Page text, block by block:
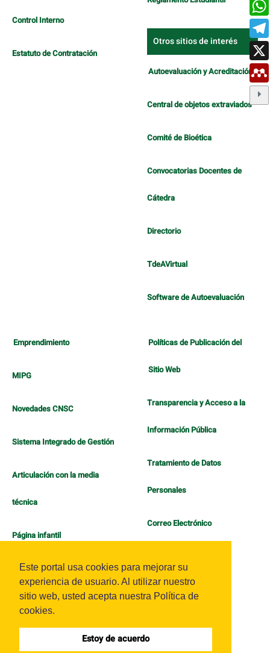
Este portal usa cookies para mejorar su
experiencia de usuario. Al utilizar nuestro
sitio web, usted acepta nuestra Política de
cookies.
Estoy de acuerdo
Control Interno
Estatuto de Contratación
Otros sitios de interés
Autoevaluación y Acreditación
Central de objetos extraviados
Comité de Bioética
Convocatorias Docentes de
Cátedra
Directorio
TdeAVirtual
Software de Autoevaluación
Emprendimiento
MIPG
Novedades CNSC
Sistema Integrado de Gestión
Articulación con la media
técnica
Página infantil
Políticas de Publicación del
Sitio Web
Transparencia y Acceso a la
Información Pública
Tratamiento de Datos
Personales
Correo Electrónico